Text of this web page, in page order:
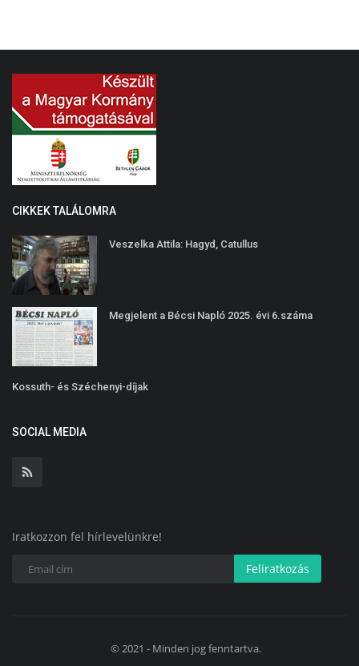
CIKKEK TALÁLOMRA
Veszelka Attila: Hagyd, Catullus
Megjelent a Bécsi Napló 2025. évi 6.száma
Kossuth- és Széchenyi-díjak
SOCIAL MEDIA
Iratkozzon fel hírlevelünkre!
Feliratkozás
© 2021 - Minden jog fenntartva.